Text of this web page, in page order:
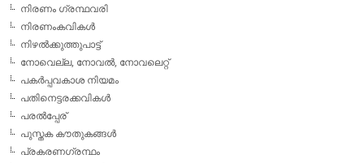
നിരണം ഗ്രന്ഥവരി
നിരണംകവികള്‍
നിഴല്‍ക്കുത്തുപാട്ട്
നോവെല്ല, നോവല്‍, നോവലെറ്റ്
പകര്‍പ്പവകാശ നിയമം
പതിനെട്ടരക്കവികള്‍
പരല്‍പ്പേര്
പുസ്തക കൗതുകങ്ങള്‍
പ്രകരണഗ്രന്ഥം